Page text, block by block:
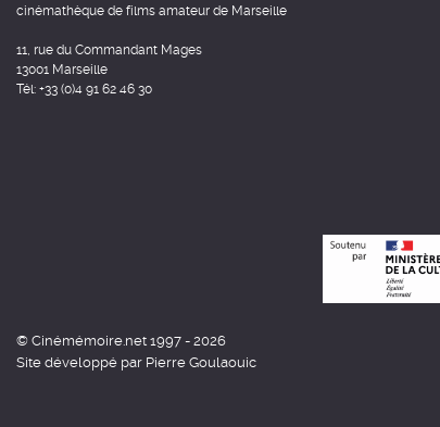
cinémathèque de films amateur de Marseille
11, rue du Commandant Mages
13001 Marseille
Tél: +33 (0)4 91 62 46 30
© Cinémémoire.net 1997 - 2026
Site développé par Pierre Goulaouic